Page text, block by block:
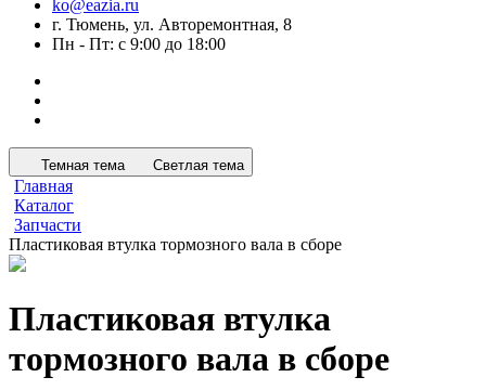
ko@eazia.ru
г. Тюмень, ул. Авторемонтная, 8
Пн - Пт: с 9:00 до 18:00
Темная тема Светлая тема
Главная
Каталог
Запчасти
Пластиковая втулка тормозного вала в сборе
Пластиковая втулка
тормозного вала в сборе